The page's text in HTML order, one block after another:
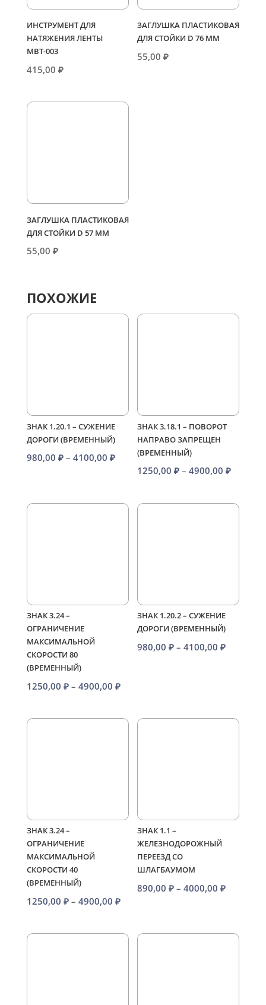
ИНСТРУМЕНТ ДЛЯ
НАТЯЖЕНИЯ ЛЕНТЫ
МВТ-003
415,00 ₽
ЗАГЛУШКА ПЛАСТИКОВАЯ
ДЛЯ СТОЙКИ D 76 ММ
55,00₽
ЗАГЛУШКА ПЛАСТИКОВАЯ
ДЛЯ СТОЙКИ D 57 ММ
55,00 ₽
ПОХОЖИЕ
ЗНАК 1.20.1 – СУЖЕНИЕ
ДОРОГИ (ВРЕМЕННЫЙ)
980,00 ₽ – 4100,00 ₽Диапазон
–
ЗНАК 3.18.1 – ПОВОРОТ
НАПРАВО ЗАПРЕЩЕН
(ВРЕМЕННЫЙ)
1250,00₽ – 4900,00₽
ЗНАК 3.24 –
ОГРАНИЧЕНИЕ
МАКСИМАЛЬНОЙ
СКОРОСТИ 80
(ВРЕМЕННЫЙ)
1250,00 ₽ – 4900,00 ₽Диапазон
1250,00 ₽
ЗНАК 1.20.2 – СУЖЕНИЕ
ДОРОГИ (ВРЕМЕННЫЙ)
980,00₽ – 4100,00₽
ЗНАК 3.24 –
ОГРАНИЧЕНИЕ
МАКСИМАЛЬНОЙ
СКОРОСТИ 40
(ВРЕМЕННЫЙ)
1250,00 ₽ – 4900,00 ₽Диапазон
1250,00 ₽
ЗНАК 1.1 –
ЖЕЛЕЗНОДОРОЖНЫЙ
ПЕРЕЕЗД СО
ШЛАГБАУМОМ
890,00₽ – 4000,00₽
–